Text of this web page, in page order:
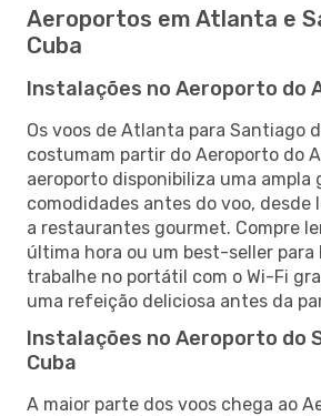
Aeroportos em Atlanta e
Cuba
Instalações no Aeroporto do
Os voos de Atlanta para Santiago
costumam partir do Aeroporto do
aeroporto disponibiliza uma ampla
comodidades antes do voo, desde
a restaurantes gourmet. Compre
última hora ou um best-seller para
trabalhe no portátil com o Wi-Fi
uma refeição deliciosa antes da
Instalações no Aeroporto do
Cuba
A maior parte dos voos chega ao